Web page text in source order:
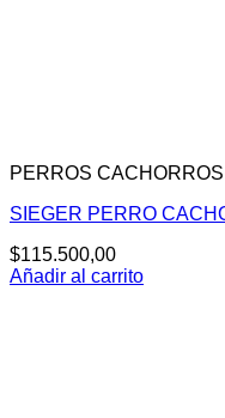
PERROS CACHORROS
SIEGER PERRO
$115.500,00
Añadir al carrito